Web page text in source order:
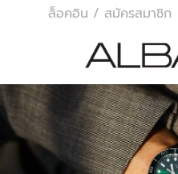
ล็อคอิน / สมัครสมาชิก